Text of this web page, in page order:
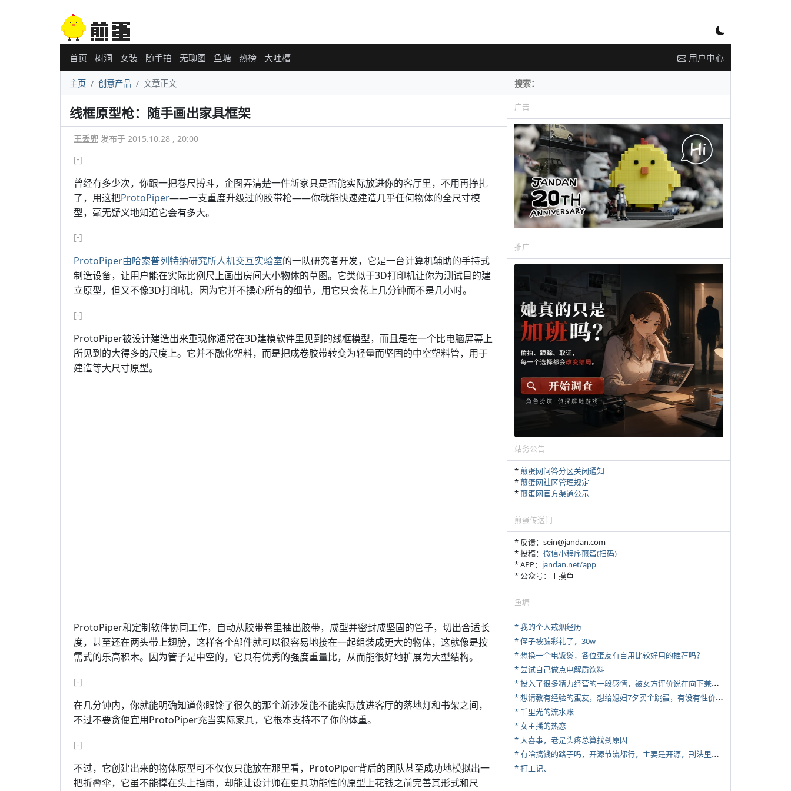
首页 树洞 女装 随手拍 无聊图 鱼塘 热榜 大吐槽 用户中心
主页 创意产品 文章正文
线框原型枪：随手画出家具框架
王丢兜 发布于 2015.10.28 , 20:00
[-]
曾经有多少次，你跟一把卷尺搏斗，企图弄清楚一件新家具是否能实际放进你的客厅里，不用再挣扎
了，用这把ProtoPiper——一支重度升级过的胶带枪——你就能快速建造几乎任何物体的全尺寸模
型，毫无疑义地知道它会有多大。
[-]
ProtoPiper由哈索普列特纳研究所人机交互实验室的一队研究者开发，它是一台计算机辅助的手持式
制造设备，让用户能在实际比例尺上画出房间大小物体的草图。它类似于3D打印机让你为测试目的建
立原型，但又不像3D打印机，因为它并不操心所有的细节，用它只会花上几分钟而不是几小时。
[-]
ProtoPiper被设计建造出来重现你通常在3D建模软件里见到的线框模型，而且是在一个比电脑屏幕上
所见到的大得多的尺度上。它并不融化塑料，而是把成卷胶带转变为轻量而坚固的中空塑料管，用于
建造等大尺寸原型。
ProtoPiper和定制软件协同工作，自动从胶带卷里抽出胶带，成型并密封成坚固的管子，切出合适长
度，甚至还在两头带上翅膀，这样各个部件就可以很容易地接在一起组装成更大的物体，这就像是按
需式的乐高积木。因为管子是中空的，它具有优秀的强度重量比，从而能很好地扩展为大型结构。
[-]
在几分钟内，你就能明确知道你眼馋了很久的那个新沙发能不能实际放进客厅的落地灯和书架之间，
不过不要贪便宜用ProtoPiper充当实际家具，它根本支持不了你的体重。
[-]
不过，它创建出来的物体原型可不仅仅只能放在那里看，ProtoPiper背后的团队甚至成功地模拟出一
把折叠伞，它虽不能撑在头上挡雨，却能让设计师在更具功能性的原型上花钱之前完善其形式和尺
广告
推广
站务公告
*煎蛋网问答分区关闭通知
*煎蛋网社区管理规定
*煎蛋网官方渠道公示
煎蛋传送门
* 反馈：sein@jandan.com
* 投稿： 微信小程序煎蛋(扫码)
* APP： jandan.net/app
* 公众号：王摸鱼
鱼塘
* 我的个人戒烟经历
* 侄子被骗彩礼了，30w
* 想换一个电饭煲，各位蛋友有自用比较好用的推荐吗？
* 尝试自己做点电解质饮料
*
投入了很多精力经营的一段感情，被女方评价说在向下兼容我，感觉有点破防
*
想请教有经验的蛋友，想给媳妇7夕买个跳蛋，有没有性价比高的推荐
* 千里光的流水账
* 女主播的热恋
* 大喜事，老是头疼总算找到原因
*
有啥搞钱的路子吗，开源节流都行，主要是开源，刑法里的咱不做
* 打工记、